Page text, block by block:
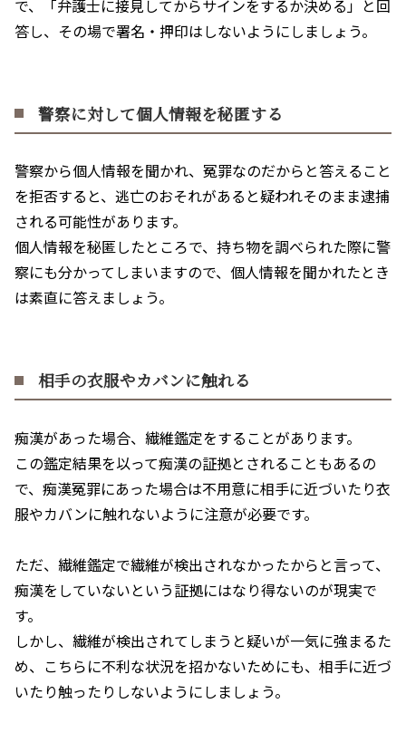
で、「弁護士に接見してからサインをするか決める」と回
答し、その場で署名・押印はしないようにしましょう。
警察に対して個人情報を秘匿する
警察から個人情報を聞かれ、冤罪なのだからと答えること
を拒否すると、逃亡のおそれがあると疑われそのまま逮捕
される可能性があります。
個人情報を秘匿したところで、持ち物を調べられた際に警
察にも分かってしまいますので、個人情報を聞かれたとき
は素直に答えましょう。
相手の衣服やカバンに触れる
痴漢があった場合、繊維鑑定をすることがあります。
この鑑定結果を以って痴漢の証拠とされることもあるの
で、痴漢冤罪にあった場合は不用意に相手に近づいたり衣
服やカバンに触れないように注意が必要です。
ただ、繊維鑑定で繊維が検出されなかったからと言って、
痴漢をしていないという証拠にはなり得ないのが現実で
す。
しかし、繊維が検出されてしまうと疑いが一気に強まるた
め、こちらに不利な状況を招かないためにも、相手に近づ
いたり触ったりしないようにしましょう。